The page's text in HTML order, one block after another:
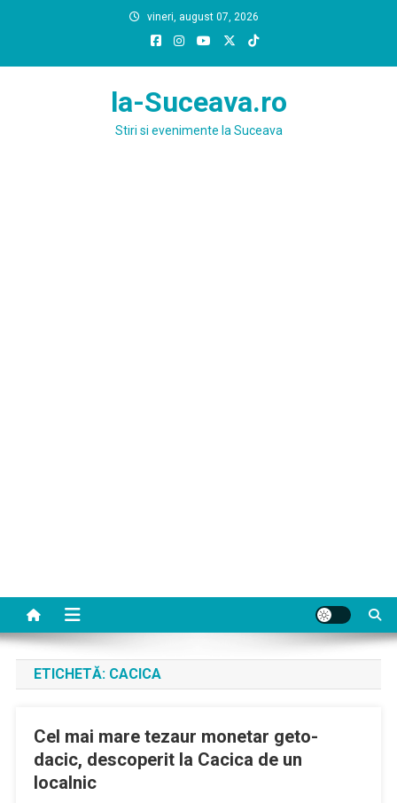
vineri, august 07, 2026
la-Suceava.ro
Stiri si evenimente la Suceava
ETICHETĂ: CACICA
Cel mai mare tezaur monetar geto-
dacic, descoperit la Cacica de un
localnic